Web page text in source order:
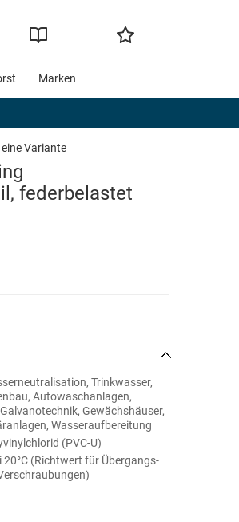
Marken
Variante
federbelastet
Trinkwasser,
Autowaschanlagen,
Gewächshäuser,
Wasseraufbereitung
(PVC-U)
20°C (Richtwert für Übergangs-